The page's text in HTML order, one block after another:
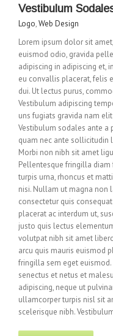
Vestibulum
Logo,Web Design
Lorem ipsum dolor sit
euismod odio, gravida
adipiscing in adipiscing et,
eu convallis placerat, felis
dui. Ut lectus purus,
Vestibulum adipiscing
uns fugiats gravida nam
Vestibulum sodales ante a
quam nec ante sollicitudin
Morbi non nibh sit amet
Pellentesque fringilla
turpis urna, rhoncus et
nisi. Nullam ut magna non
consectetur quis
placerat ac interdum ut,
justo quis lectus
volutpat nibh sit amet
arcu quis mauris euismod
fringilla sem eget
senectus et netus et
adipiscing, neque ut
ullamcorper turpis nisl sit
scelerisque nibh.